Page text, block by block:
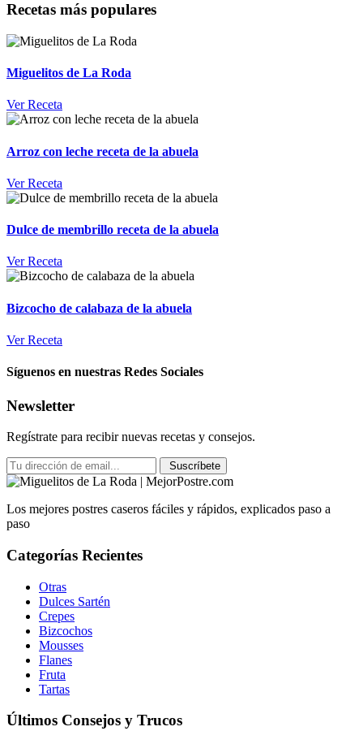
Recetas más populares
Miguelitos de La Roda
Ver Receta
Arroz con leche receta de la abuela
Ver Receta
Dulce de membrillo receta de la abuela
Ver Receta
Bizcocho de calabaza de la abuela
Ver Receta
Síguenos en nuestras Redes Sociales
Newsletter
Regístrate para recibir nuevas recetas y consejos.
Suscríbete
Los mejores postres caseros fáciles y rápidos, explicados paso a
paso
Categorías Recientes
Otras
Dulces Sartén
Crepes
Bizcochos
Mousses
Flanes
Fruta
Tartas
Últimos Consejos y Trucos